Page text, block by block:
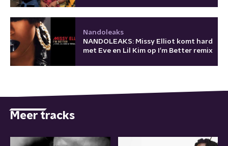
Nandoleaks
NANDOLEAKS: Missy Elliot komt hard
met Eve en Lil Kim op I'm Better remix
Meer tracks